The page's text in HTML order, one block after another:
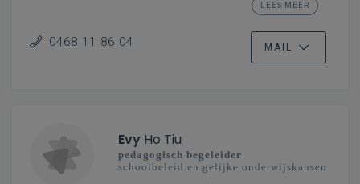
taalexpert Ieder kind taalheldLEES MEER
0468 11 86 04 MAIL
Evy Ho Tiu
pedagogisch begeleider
schoolbeleid en gelijke onderwijskansen